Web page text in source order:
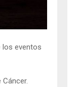
los eventos